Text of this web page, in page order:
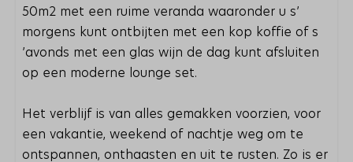
50m2 met een ruime veranda waaronder u s’
morgens kunt ontbijten met een kop koffie of s
’avonds met een glas wijn de dag kunt afsluiten
op een moderne lounge set.
Het verblijf is van alles gemakken voorzien, voor
een vakantie, weekend of nachtje weg om te
ontspannen, onthaasten en uit te rusten. Zo is er